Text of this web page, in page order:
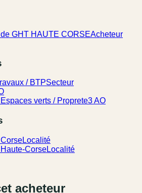
GHT HAUTE CORSEAcheteur
/ BTPSecteur
verts / Proprete3 AO
Localité
CorseLocalité
acheteur